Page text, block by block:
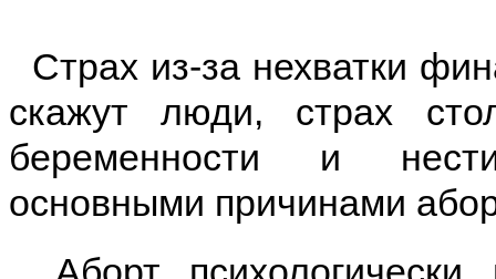
Страх из-за нехватки
скажут люди, страх
беременности и
основными причинами